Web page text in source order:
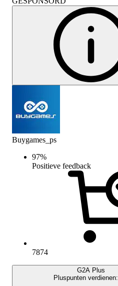
Buygames_ps
97%
Positieve feedback
7874
G2A Plus
Pluspunten verdienen: